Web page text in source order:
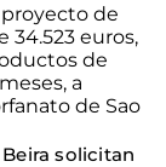
de
34.523 euros,
de
a
de Sao
solicitan